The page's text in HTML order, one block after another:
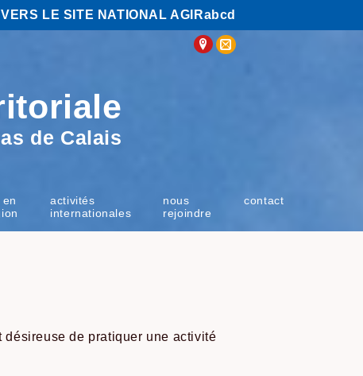
VERS LE SITE NATIONAL AGIRabcd
de Calais
activités
internationales
nous
rejoindre
contact
de pratiquer une activité